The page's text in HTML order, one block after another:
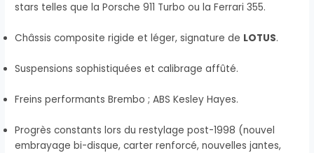
stars telles que la Porsche 911 Turbo ou la Ferrari 355.
Châssis composite rigide et léger, signature de LOTUS.
Suspensions sophistiquées et calibrage affûté.
Freins performants Brembo ; ABS Kesley Hayes.
Progrès constants lors du restylage post-1998 (nouvel
embrayage bi-disque, carter renforcé, nouvelles jantes,